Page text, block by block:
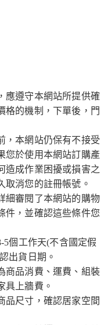
應遵守本網站所提供確
格的機制，下單後，門
，本網站仍保有不接受
您於使用本網站訂購產
造成作業困擾或損害之
取消您的註冊帳號。
細審閱了本網站的購物
件，並確認這些條件您
個工作天(不含國定假
出貨日期。
商品消費、運費、組裝
具上牆費。
品尺寸，確認居家空間